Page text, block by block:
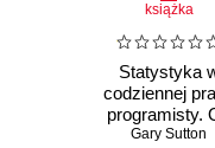
książka
Statystyka
codziennej
programisty.
teorii do kodu
Gary Sutton